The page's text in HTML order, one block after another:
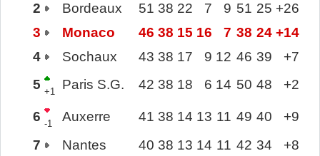
2
Bordeaux 51 38 22 7 9 51 25 +26
3
Monaco 46 38 15 16 7 38 24 +14
4
Sochaux 43 38 17 9 12 46 39
+7
5 +1 Paris S.G. 42 38 18 6 14 50 48 +2
6 -1 Auxerre 41 38 14 13 11 49 40
+9
7
Nantes 40 38 13 14 11 42 34
+8